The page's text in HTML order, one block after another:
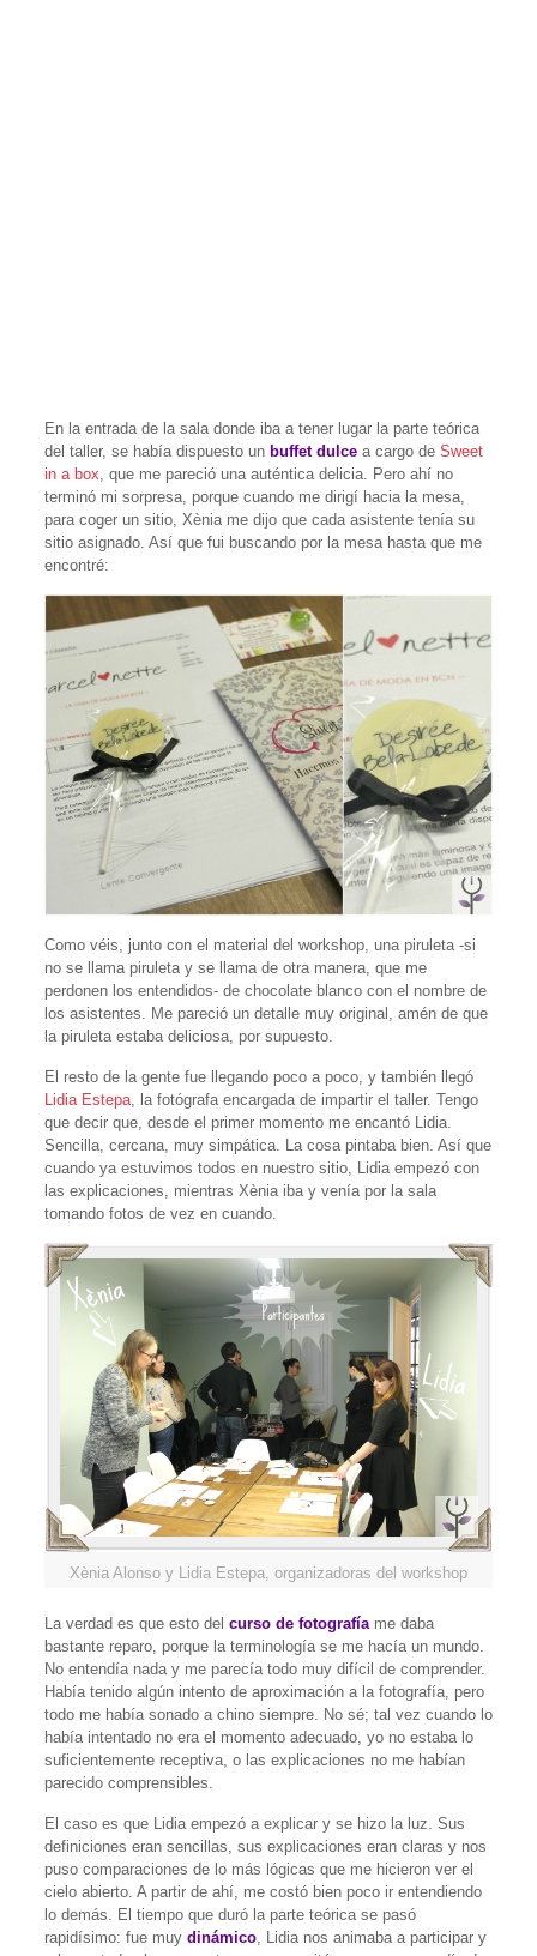
En la entrada de la sala donde iba a tener lugar la parte teórica
del taller, se había dispuesto un buffet dulcea cargo de Sweet
in a box, que me pareció una auténtica delicia. Pero ahí no
terminó mi sorpresa, porque cuando me dirigí hacia la mesa,
para coger un sitio, Xènia me dijo que cada asistente tenía su
sitio asignado. Así que fui buscando por la mesa hasta que me
encontré:
Como véis, junto con el material del workshop, una piruleta -si
no se llama piruleta y se llama de otra manera, que me
perdonen los entendidos- de chocolate blanco con el nombre de
los asistentes. Me pareció un detalle muy original, amén de que
la piruleta estaba deliciosa, por supuesto.
El resto de la gente fue llegando poco a poco, y también llegó
Lidia Estepa, la fotógrafa encargada de impartir el taller. Tengo
que decir que, desde el primer momento me encantó Lidia.
Sencilla, cercana, muy simpática. La cosa pintaba bien. Así que
cuando ya estuvimos todos en nuestro sitio, Lidia empezó con
las explicaciones, mientras Xènia iba y venía por la sala
tomando fotos de vez en cuando.
Xènia Alonso y Lidia Estepa, organizadoras del workshop
La verdad es que esto del curso de fotografía me daba
bastante reparo, porque la terminología se me hacía un mundo.
No entendía nada y me parecía todo muy difícil de comprender.
Había tenido algún intento de aproximación a la fotografía, pero
todo me había sonado a chino siempre. No sé; tal vez cuando lo
había intentado no era el momento adecuado, yo no estaba lo
suficientemente receptiva, o las explicaciones no me habían
parecido comprensibles.
El caso es que Lidia empezó a explicar y se hizo la luz. Sus
definiciones eran sencillas, sus explicaciones eran claras y nos
puso comparaciones de lo más lógicas que me hicieron ver el
cielo abierto. A partir de ahí, me costó bien poco ir entendiendo
lo demás. El tiempo que duró la parte teórica se pasó
rapidísimo: fue muy dinámico, Lidia nos animaba a participar y